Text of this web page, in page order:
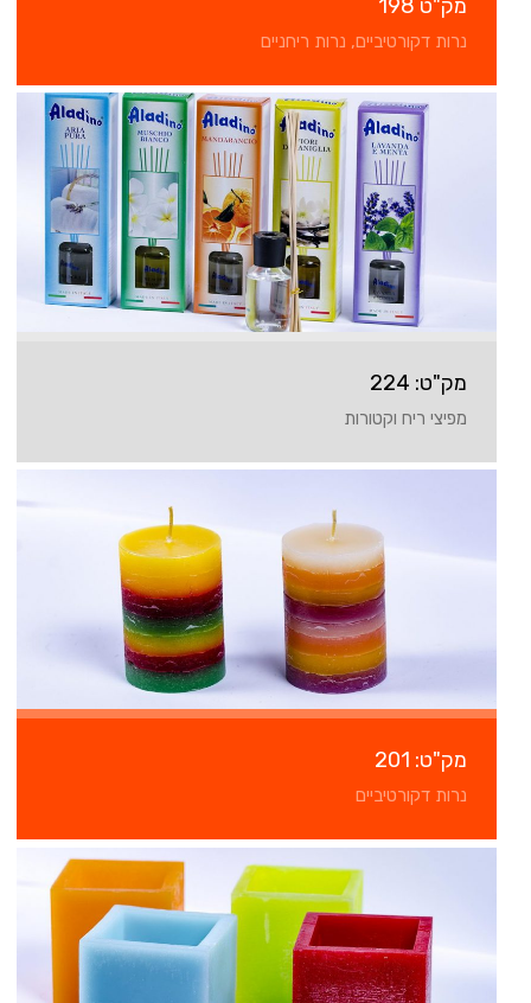
מק"ט 198
נרות דקורטיביים, נרות ריחניים
מק"ט: 224
מפיצי ריח וקטורות
מק"ט: 201
נרות דקורטיביים